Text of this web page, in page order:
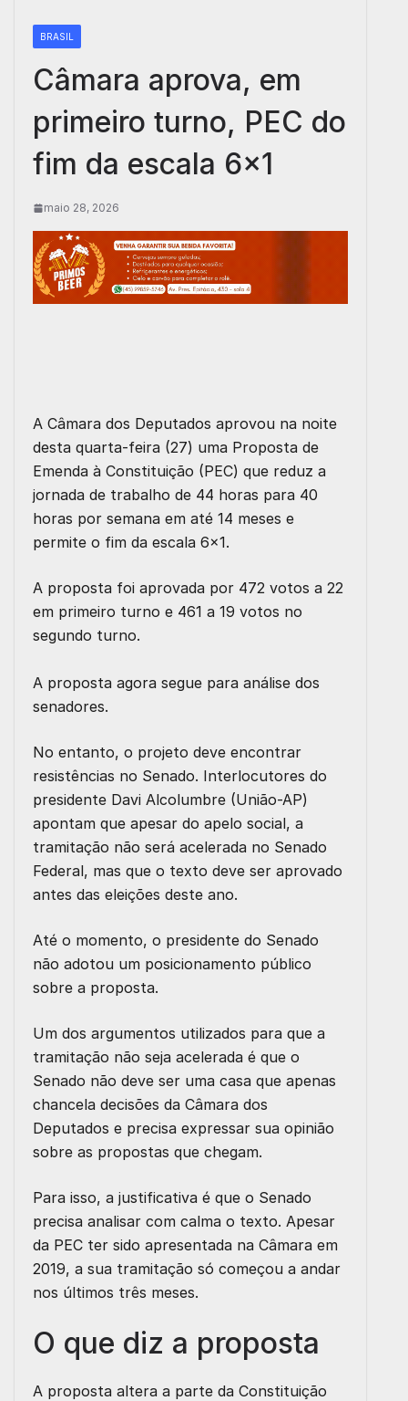
BRASIL
Câmara aprova, em
primeiro turno, PEC do
fim da escala 6×1
maio 28, 2026
A Câmara dos Deputados aprovou na noite
desta quarta-feira (27) uma Proposta de
Emenda à Constituição (PEC) que reduz a
jornada de trabalho de 44 horas para 40
horas por semana em até 14 meses e
permite o fim da escala 6×1.
A proposta foi aprovada por 472 votos a 22
em primeiro turno e 461 a 19 votos no
segundo turno.
A proposta agora segue para análise dos
senadores.
No entanto, o projeto deve encontrar
resistências no Senado. Interlocutores do
presidente Davi Alcolumbre (União-AP)
apontam que apesar do apelo social, a
tramitação não será acelerada no Senado
Federal, mas que o texto deve ser aprovado
antes das eleições deste ano.
Até o momento, o presidente do Senado
não adotou um posicionamento público
sobre a proposta.
Um dos argumentos utilizados para que a
tramitação não seja acelerada é que o
Senado não deve ser uma casa que apenas
chancela decisões da Câmara dos
Deputados e precisa expressar sua opinião
sobre as propostas que chegam.
Para isso, a justificativa é que o Senado
precisa analisar com calma o texto. Apesar
da PEC ter sido apresentada na Câmara em
2019, a sua tramitação só começou a andar
nos últimos três meses.
O que diz a proposta
A proposta altera a parte da Constituição